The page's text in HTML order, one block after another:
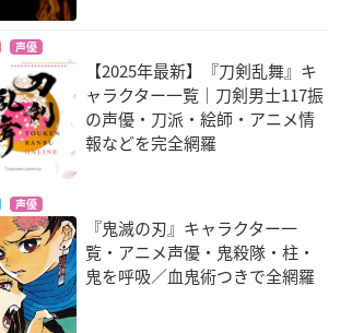
声優
【2025年最新】『刀剣乱舞』キ
ャラクター一覧｜刀剣男士117振
の声優・刀派・絵師・アニメ情
報などを完全網羅
声優
『鬼滅の刃』キャラクター一
覧・アニメ声優・鬼殺隊・柱・
鬼を呼吸／血鬼術つきで全網羅